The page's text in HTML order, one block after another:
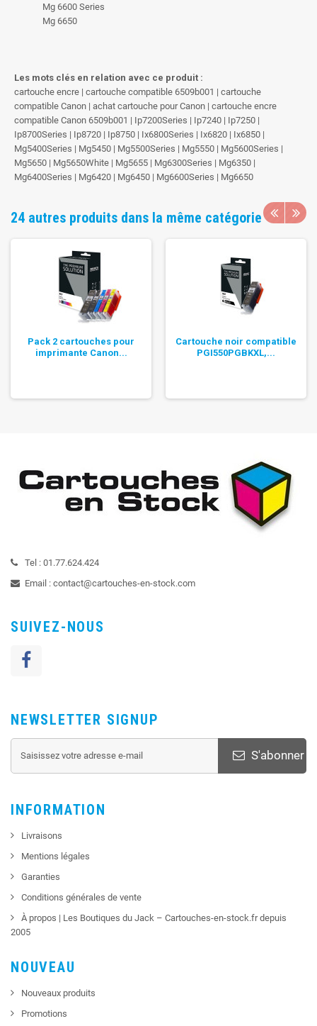
Mg 6600 Series
Mg 6650
Les mots clés en relation avec ce produit :
cartouche encre | cartouche compatible 6509b001 | cartouche
compatible Canon | achat cartouche pour Canon | cartouche encre
compatible Canon 6509b001 | Ip7200Series | Ip7240 | Ip7250 |
Ip8700Series | Ip8720 | Ip8750 | Ix6800Series | Ix6820 | Ix6850 |
Mg5400Series | Mg5450 | Mg5500Series | Mg5550 | Mg5600Series |
Mg5650 | Mg5650White | Mg5655 | Mg6300Series | Mg6350 |
Mg6400Series | Mg6420 | Mg6450 | Mg6600Series | Mg6650
24 autres produits dans la même catégorie
Pack 2 cartouches pour
imprimante Canon...
Cartouche noir compatible
PGI550PGBKXL,...
Tel : 01.77.624.424
Email : contact@cartouches-en-stock.com
SUIVEZ-NOUS
NEWSLETTER SIGNUP
S'abonner
INFORMATION
Livraisons
Mentions légales
Garanties
Conditions générales de vente
À propos | Les Boutiques du Jack – Cartouches-en-stock.fr depuis
2005
NOUVEAU
Nouveaux produits
Promotions